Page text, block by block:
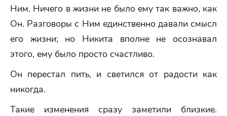
Ним. Ничего в жизни не было ему так важно, как
Он. Разговоры с Ним единственно давали смысл
его жизни; но Никита вполне не осознавал
этого, ему было просто счастливо.
Он перестал пить, и светился от радости как
никогда.
Такие изменения сразу заметили близкие.